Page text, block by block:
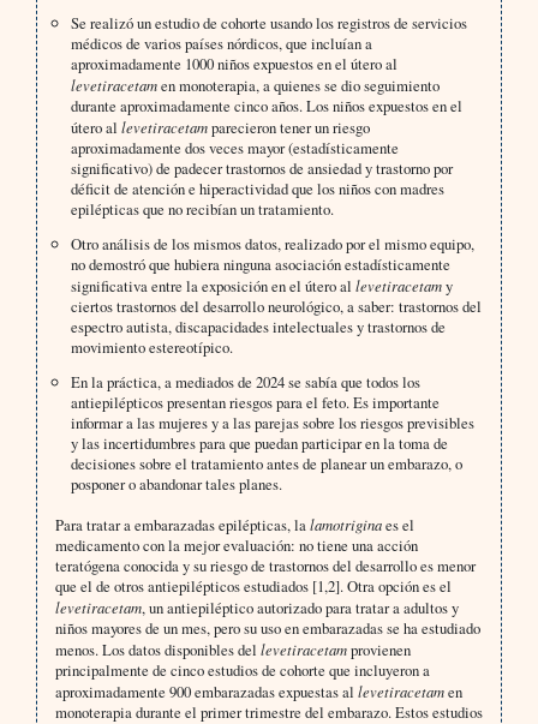
Se realizó un estudio de cohorte usando los registros de servicios
médicos de varios países nórdicos, que incluían a
aproximadamente 1000 niños expuestos en el útero al
levetiracetamen monoterapia, a quienes se dio seguimiento
durante aproximadamente cinco años. Los niños expuestos en el
útero allevetiracetamparecieron tener un riesgo
aproximadamente dos veces mayor (estadísticamente
significativo) de padecer trastornos de ansiedad y trastorno por
déficit de atención e hiperactividad que los niños con madres
epilépticas que no recibían un tratamiento.
Otro análisis de los mismos datos, realizado por el mismo equipo,
no demostró que hubiera ninguna asociación estadísticamente
significativa entre la exposición en el útero allevetiracetamy
ciertos trastornos del desarrollo neurológico, a saber: trastornos del
espectro autista, discapacidades intelectuales y trastornos de
movimiento estereotípico.
En la práctica, a mediados de 2024 se sabía que todos los
antiepilépticos presentan riesgos para el feto. Es importante
informar a las mujeres y a las parejas sobre los riesgos previsibles
y las incertidumbres para que puedan participar en la toma de
decisiones sobre el tratamiento antes de planear un embarazo, o
posponer o abandonar tales planes.
Para tratar a embarazadas epilépticas, lalamotriginaes el
medicamento con la mejor evaluación: no tiene una acción
teratógena conocida y su riesgo de trastornos del desarrollo es menor
que el de otros antiepilépticos estudiados [1,2]. Otra opción es el
levetiracetam, un antiepiléptico autorizado para tratar a adultos y
niños mayores de un mes, pero su uso en embarazadas se ha estudiado
menos. Los datos disponibles del levetiracetamprovienen
principalmente de cinco estudios de cohorte que incluyeron a
aproximadamente 900 embarazadas expuestas al levetiracetamen
monoterapia durante el primer trimestre del embarazo. Estos estudios